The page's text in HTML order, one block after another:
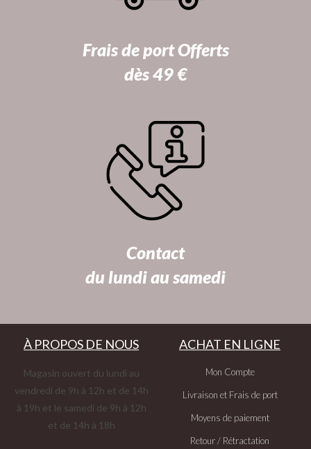
Frais de port Offerts
dès 49 €
Contact
du lundi au samedi
À PROPOS DE NOUS
Magasin ouvert du lundi au
vendredi de 9h à 12h et de 14h
à 19h et le samedi de 9h à 12h
et de 14h à 18h
ACHAT EN LIGNE
Mon Compte
Livraison et Frais de port
Moyens de paiement
Retour / Rétractation